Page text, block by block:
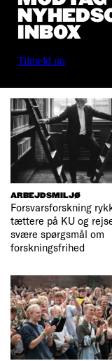
INBOX
Tilmeld nu
ARBEJDSMILJØ
Forsvarsforskning
tættere på KU og
svære spørgsmål om
forskningsfrihed